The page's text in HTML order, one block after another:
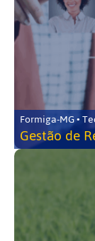
Formiga-MG •
Gestão de